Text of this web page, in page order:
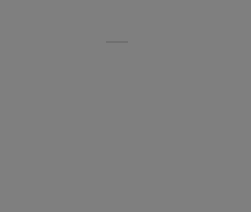
Коньяк Frapin —